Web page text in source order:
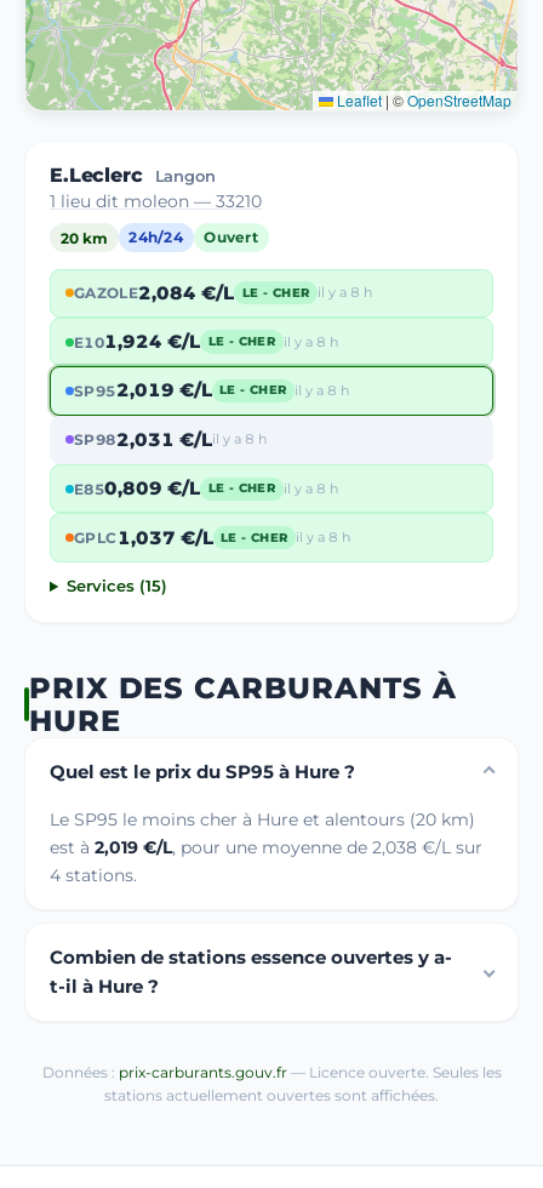
Leaflet | ©OpenStreetMap
E.Leclerc Langon
1 lieu dit moleon — 33210
20 km 24h/24 Ouvert
GAZOLE2,084 €/L LE - CHER il y a 8 h
E101,924 €/L LE - CHER il y a 8 h
SP952,019 €/L LE - CHER il y a 8 h
SP982,031 €/Lil y a 8 h
E850,809 €/L LE - CHER il y a 8 h
GPLC1,037 €/L LE - CHER il y a 8 h
Services (15)
PRIX DES CARBURANTS À
HURE
Quel est le prix du SP95 à Hure ?
Le SP95 le moins cher à Hure et alentours (20 km)
est à 2,019 €/L, pour une moyenne de 2,038 €/L sur
4 stations.
Combien de stations essence ouvertes y a-
t-il à Hure ?
Données : prix-carburants.gouv.fr— Licence ouverte. Seules les
stations actuellement ouvertes sont affichées.